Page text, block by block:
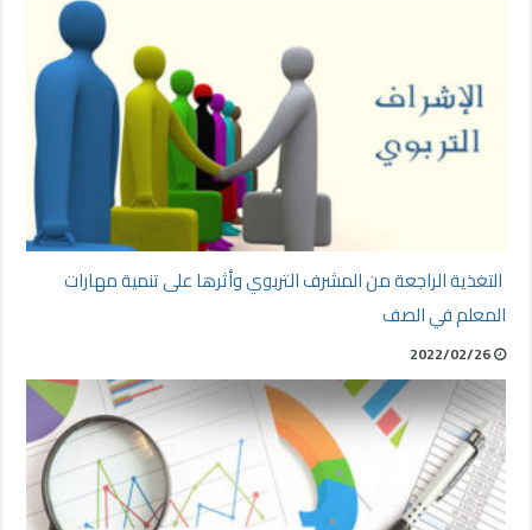
التغذية الراجعة من المشرف التربوي وأثرها على تنمية مهارات
المعلم في الصف
2022/02/26